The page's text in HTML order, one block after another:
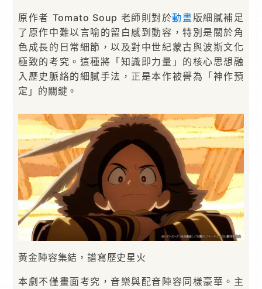
原作者 Tomato Soup 老師則對於動畫版細膩補足
了原作中難以言喻的留白感到動容，特別是關於角
色成長的日常細節，以及對中世紀蒙古與波斯文化
極致的考究。這種將「知識即力量」的核心思想融
入歷史脈絡的細膩手法，正是本作被譽為「神作預
定」的關鍵。
黃金陣容集結，譜寫歷史星火
本劇不僅畫面考究，音樂與配音陣容同樣豪華。主